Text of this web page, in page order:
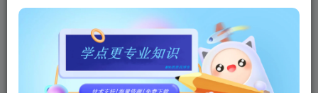
单机教程： 内附教程
不懂的话联系客服！！！
公路勇士战斗赛车是一款免费玩的在线多人战斗竞赛游